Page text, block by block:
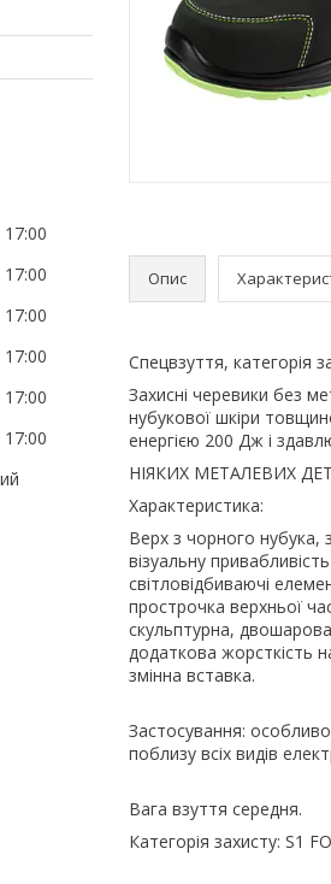
17:00
17:00
17:00
17:00
17:00
17:00
Опис
Спецвзуття, категорія
Захисні черевики без
нубукової шкіри
енергією 200 Дж і
НІЯКИХ МЕТАЛЕВИХ
Характеристика:
Верх з чорного нубука,
візуальну
світловідбиваючі
прострочка верхньої
скульптурна,
додаткова жорсткість
змінна вставка.
Застосування:
поблизу всіх видів
Вага взуття середня.
Категорія захисту: S1